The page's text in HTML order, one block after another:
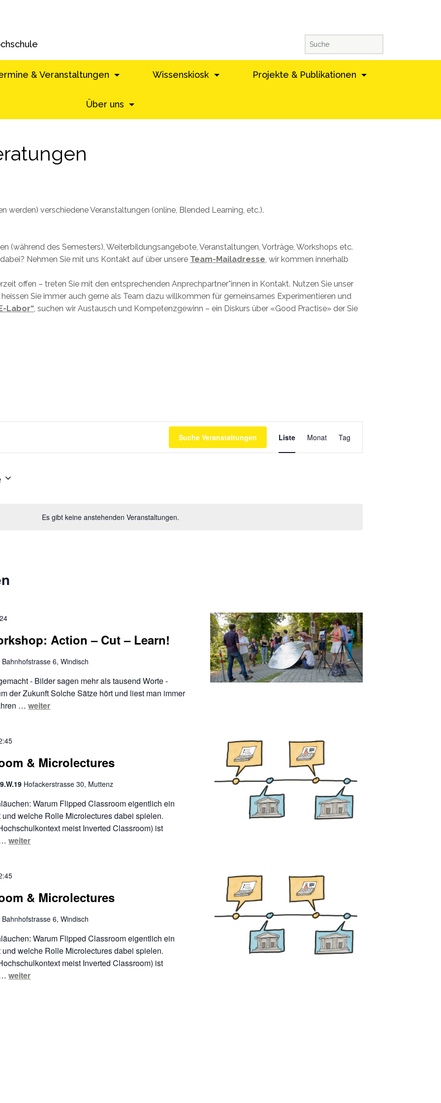
& Veranstaltungen Wissenskiosk Projekte & Publikationen
Über uns
werden) verschiedene Veranstaltungen (online, Blended Learning, etc.).
(während des Semesters), Weiterbildungsangebote, Veranstaltungen, Vorträge, Workshops etc.
Nehmen Sie mit uns Kontakt auf über unsere Team-Mailadresse , wir kommen innerhalb
offen – treten Sie mit den entsprechenden Anprechpartner*innen in Kontakt. Nutzen Sie unser
Sie immer auch gerne als Team dazu willkommen für gemeinsames Experimentieren und
Labor“ , suchen wir Austausch und Kompetenzgewinn – ein Diskurs über «Good Practise» der Sie
Es gibt keine anstehenden Veranstaltungen.
Suche Veranstaltungen
Ansichtennavigation
Liste Monat Tag
Action – Cut – Learn!
Bahnhofstrasse 6, Windisch
- Bilder sagen mehr als tausend Worte -
der Zukunft Solche Sätze hört und liest man immer
…weiter
& Microlectures
Hofackerstrasse 30, Muttenz
Warum Flipped Classroom eigentlich ein
welche Rolle Microlectures dabei spielen.
meist Inverted Classroom) ist
…weiter
& Microlectures
Bahnhofstrasse 6, Windisch
Warum Flipped Classroom eigentlich ein
welche Rolle Microlectures dabei spielen.
meist Inverted Classroom) ist
…weiter